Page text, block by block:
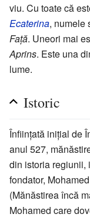
viu. Cu toate că
Ecaterina, numele
Față. Uneori mai
Aprins. Este una
lume.
Istoric
Înființată inițial de
anul 527,
din istoria regiunii,
fondator,
(Mănăstirea încă
Mohamed care